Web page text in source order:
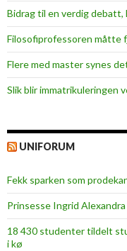
Bidrag til en verdig debatt,
Filosofiprofessoren måtte
Flere med master synes
Slik blir immatrikuleringen
UNIFORUM
Fekk sparken som
Prinsesse Ingrid
18 430 studenter tildelt
i kø